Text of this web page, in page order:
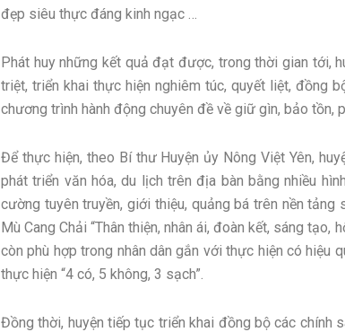
đẹp siêu thực đáng kinh ngạc …
Phát huy những kết quả đạt được, trong thời gian tới,
triệt, triển khai thực hiện nghiêm túc, quyết liệt, đồng
chương trình hành động chuyên đề về giữ gìn, bảo tồn,
Để thực hiện, theo Bí thư Huyện ủy Nông Việt Yên,
phát triển văn hóa, du lịch trên địa bàn bằng nhiều
cường tuyên truyền, giới thiệu, quảng bá trên nền
Mù Cang Chải “Thân thiện, nhân ái, đoàn kết, sáng
còn phù hợp trong nhân dân gắn với thực hiện có hiệu
thực hiện “4 có, 5 không, 3 sạch”.
Đồng thời, huyện tiếp tục triển khai đồng bộ các chính